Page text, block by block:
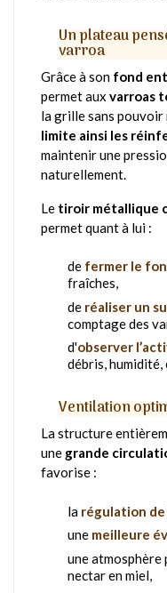
Un plateau
varroa
Grâce à son fond
permet aux varroas
la grille sans
limite ainsi les
maintenir une
naturellement.
Le tiroir métallique
permet quant à lui :
de fermer le
fraîches,
de réaliser un
comptage des
d'observer
débris, humidité,
Ventilation
La structure
une grande
favorise :
la régulation de
une meilleure
une
nectar en miel,